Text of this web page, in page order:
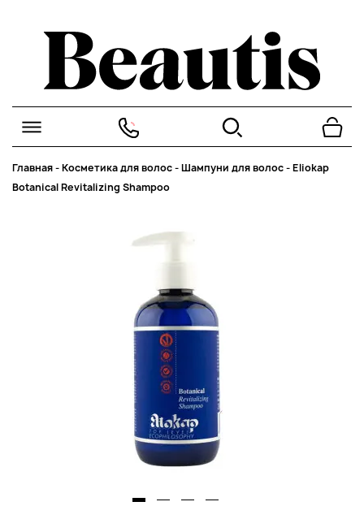
Главная-Косметика для волос-Шампуни для волос-Eliokap
Botanical Revitalizing Shampoo